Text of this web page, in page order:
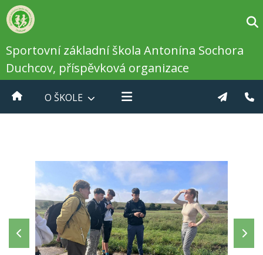
Sportovní základní škola Antonína Sochora
Duchcov, příspěvková organizace
O ŠKOLE